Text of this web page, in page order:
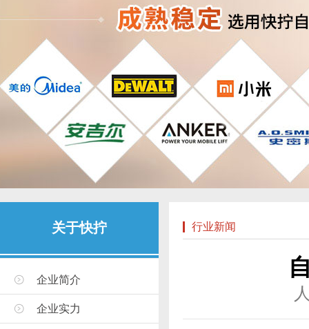
关于快拧
企业简介
企业实力
行业新闻